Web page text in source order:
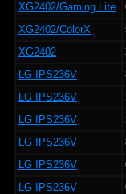
XG2402/Gaming Lite
XG2402/ColorX
XG2402
LG IPS236V
LG IPS236V
LG IPS236V
LG IPS236V
LG IPS236V
LG IPS236V